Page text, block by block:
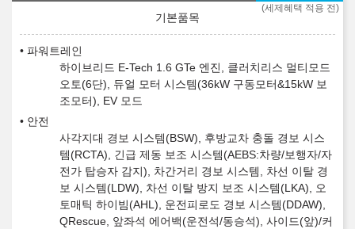
(세제혜택 적용 전)
파워트레인
하이브리드 E-Tech 1.6 GTe 엔진, 클러치리스 멀티모드
오토(6단), 듀얼 모터 시스템(36kW 구동모터&15kW 보
조모터), EV 모드
안전
사각지대 경보 시스템(BSW), 후방교차 충돌 경보 시스
템(RCTA), 긴급 제동 보조 시스템(AEBS:차량/보행자/자
전가 탑승자 감지), 차간거리 경보 시스템, 차선 이탈 경
보 시스템(LDW), 차선 이탈 방지 보조 시스템(LKA), 오
토매틱 하이빔(AHL), 운전피로도 경보 시스템(DDAW),
QRescue, 앞좌석 에어백(운전석/동승석), 사이드(앞)/커